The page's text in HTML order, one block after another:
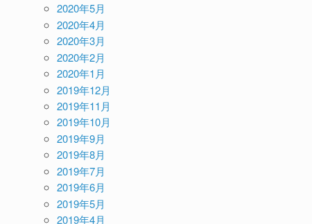
2020年5月
2020年4月
2020年3月
2020年2月
2020年1月
2019年12月
2019年11月
2019年10月
2019年9月
2019年8月
2019年7月
2019年6月
2019年5月
2019年4月